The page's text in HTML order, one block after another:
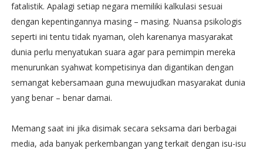
fatalistik. Apalagi setiap negara memiliki kalkulasi sesuai
dengan kepentingannya masing – masing. Nuansa psikologis
seperti ini tentu tidak nyaman, oleh karenanya masyarakat
dunia perlu menyatukan suara agar para pemimpin mereka
menurunkan syahwat kompetisinya dan digantikan dengan
semangat kebersamaan guna mewujudkan masyarakat dunia
yang benar – benar damai.
Memang saat ini jika disimak secara seksama dari berbagai
media, ada banyak perkembangan yang terkait dengan isu-isu